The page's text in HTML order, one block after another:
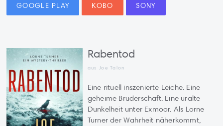
GOOGLE PLAY KOBO SONY
Rabentod
aus Joe Talon
Eine rituell inszenierte Leiche. Eine
geheime Bruderschaft. Eine uralte
Dunkelheit unter Exmoor. Als Lorne
Turner der Wahrheit näherkommt,